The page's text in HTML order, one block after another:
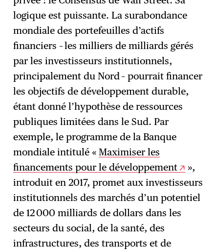
logique est puissante. La surabondance
mondiale des portefeuilles d’actifs
financiers – les milliers de milliards gérés
par les investisseurs institutionnels,
principalement du Nord – pourrait financer
les objectifs de développement durable,
étant donné l’hypothèse de ressources
publiques limitées dans le Sud. Par
exemple, le programme de la Banque
mondiale intitulé «Maximiser les
financements pour le développement
»,
introduit en 2017, promet aux investisseurs
institutionnels des marchés d’un potentiel
de 12 000 milliards de dollars dans les
secteurs du social, de la santé, des
infrastructures, des transports et de